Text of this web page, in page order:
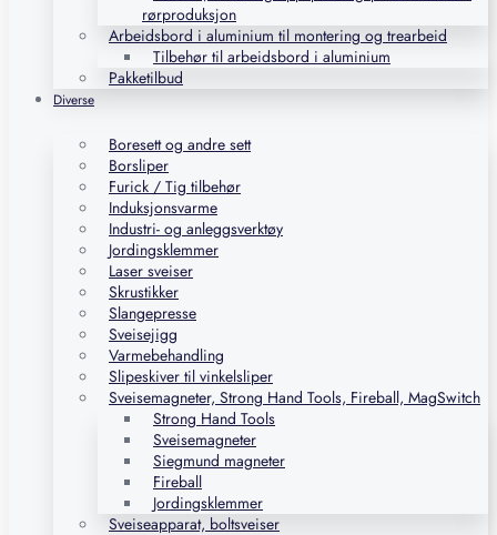
rørproduksjon
Arbeidsbord i aluminium til montering og trearbeid
Tilbehør til arbeidsbord i aluminium
Pakketilbud
Diverse
Boresett og andre sett
Borsliper
Furick / Tig tilbehør
Induksjonsvarme
Industri- og anleggsverktøy
Jordingsklemmer
Laser sveiser
Skrustikker
Slangepresse
Sveisejigg
Varmebehandling
Slipeskiver til vinkelsliper
Sveisemagneter, Strong Hand Tools, Fireball, MagSwitch
Strong Hand Tools
Sveisemagneter
Siegmund magneter
Fireball
Jordingsklemmer
Sveiseapparat, boltsveiser